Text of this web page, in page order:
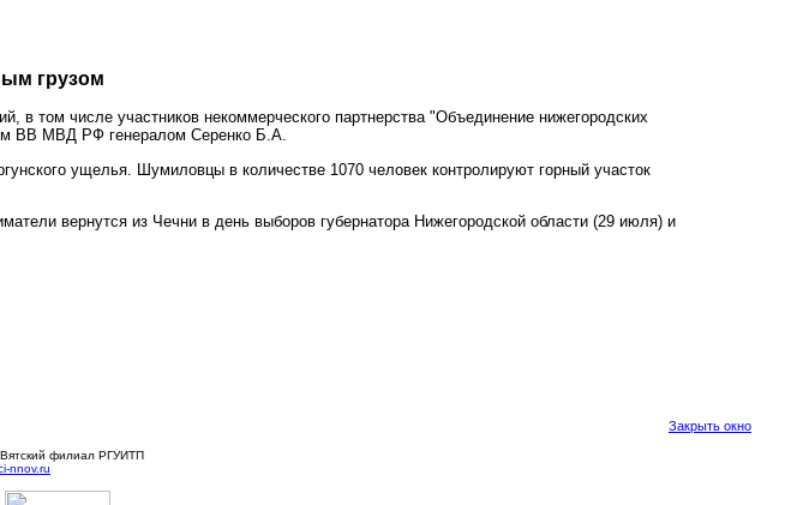
грузом
в том числе участников некоммерческого партнерства "Объединение нижегородских
ВВ МВД РФ генералом Серенко Б.А.
ущелья. Шумиловцы в количестве 1070 человек контролируют горный участок
вернутся из Чечни в день выборов губернатора Нижегородской области (29 июля) и
Закрыть окно
филиал РГУИТП
nnov.ru